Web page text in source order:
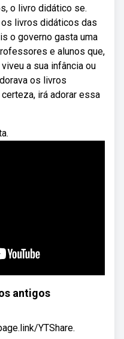
o livro didático se.
livros didáticos das
o governo gasta uma
e alunos que,
a sua infância ou
os livros
irá adorar essa
antigos
YTShare.